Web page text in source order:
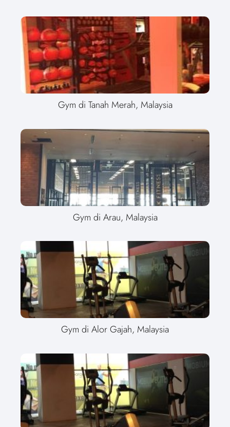
Gym di Tanah Merah, Malaysia
Gym di Arau, Malaysia
Gym di Alor Gajah, Malaysia